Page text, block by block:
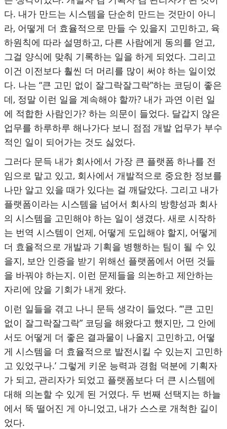
다. 내가 만드는 시스템을 단순히 만드는 것만이 아니
라, 어떻게 더 효율적으로 만들 수 있을지 고민하고, 육
하원칙에 따라 설명하고, 다른 사람에게 동의를 얻고,
그걸 양식에 맞춰 기록하는 일을 하게 되었다. 그리고
이건 이전보다 훨씬 더 머리를 많이 써야 하는 일이었
다. 나는 “큰 고민 없이 잘그락잘그락”하는 코딩이 좋은
데, 정말 이런 일을 계속해야 할까? 내가 과연 이런 일
에 적합한 사람인가? 하는 의문이 들었다. 달갑지 않은
업무를 하루하루 해나가다 보니 점점 개발 업무가 부수
적인 일이 되어가는 것도 싫었다.
그러다 문득 내가 회사에서 가장 큰 플랫폼 하나를 전
임으로 맡고 있고, 회사에서 개발적으로 중요한 정보를
나만 알고 있을 때가 있다는 걸 깨달았다. 그리고 내가
플랫폼이라는 시스템을 넘어서 회사의 방향성과 회사
의 시스템을 고민해야 하는 일이 생겼다. 새로 시작하
는 번역 시스템이 언제, 어떻게 도입해야 할지, 어떻게
더 효율적으로 개발과 기획을 병행하는 팀이 될 수 있
을지, 보안 인증을 받기 위해선 플랫폼에서 어떤 것들
을 바꿔야 하는지. 이런 문제들을 의논하고 제안하는
자리에 앉을 기회가 내게 왔다.
이런 일들을 겪고 나니 문득 생각이 들었다. ‘“큰 고민
없이 잘그락잘그락” 코딩을 해왔다고 했지만, 그 안에
서도 어떻게 더 좋은 결과물이 나올지 고민하고, 어떻
게 시스템을 더 효율적으로 발전시킬 수 있는지 고민하
고 있었구나.’ 그렇게 키운 능력과 경험 덕분에 기획자
가 되고, 관리자가 되었고 플랫폼보다 더 큰 시스템에
대해 의논할 수 있게 된 거였다. 두 번째 선택지는 하늘
에서 뚝 떨어진 게 아니었고, 내가 스스로 개척한 길이
었다.